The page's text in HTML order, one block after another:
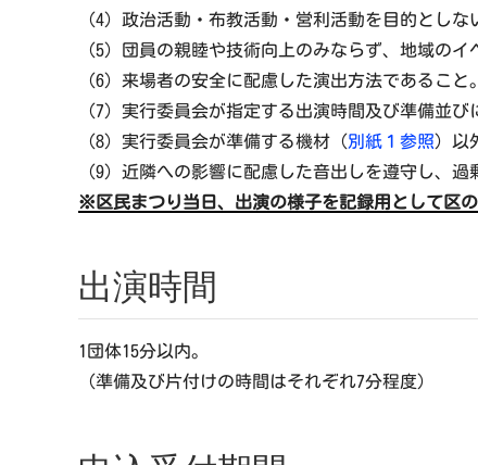
（4）政治活動・布教活動・営利活動を目的としな
（5）団員の親睦や技術向上のみならず、地域の
（6）来場者の安全に配慮した演出方法であること。
（7）実行委員会が指定する出演時間及び準備並
（8）実行委員会が準備する機材（別紙１参照）以
（9）近隣への影響に配慮した音出しを遵守し、
※区民まつり当日、出演の様子を記録用として区
出演時間
1団体15分以内。
（準備及び片付けの時間はそれぞれ7分程度）